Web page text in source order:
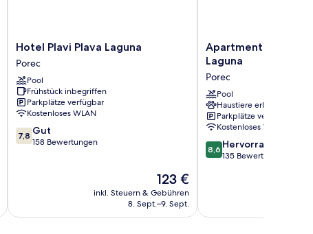
Hotel
Plavi
Plava
Laguna
Porec
Hotel Plavi Plava Laguna
Porec
Pool
Frühstück inbegriffen
Parkplätze verfügbar
Kostenloses WLAN
7.8
von
7,8 Gut
158 Bewertungen
Der
Preis
beträgt
123 €
inkl. Steuern & Gebühren
8. Sept.–9. Sept.
Apartments
Bellevue
Plava
Laguna
Porec
Apartments
Laguna
Porec
Pool
Haustiere erlaubt
Parkplätze verfügbar
Kostenloses WLAN
8.6
von
8,6 Hervorragend
135 Bewertungen